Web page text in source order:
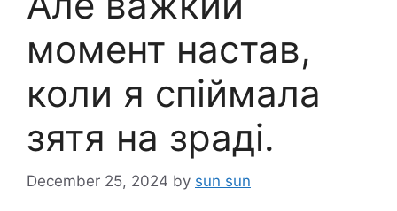
момент настав,
коли я спіймала
зятя на зраді.
December 25, 2024 by sun sun